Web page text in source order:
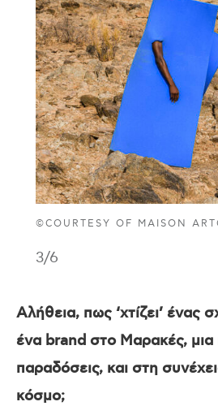
©COURTESY OF MAISON
3/6
Αλήθεια, πως ‘χτίζει’ ένας
ένα brand στο Μαρακές, μια
παραδόσεις, και στη
κόσμο;